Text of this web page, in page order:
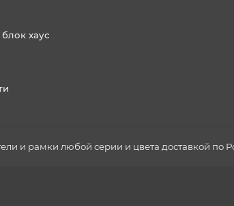
хаус
и рамки любой серии и цвета доставкой по